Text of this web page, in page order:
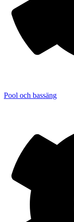
Pool och bassäng